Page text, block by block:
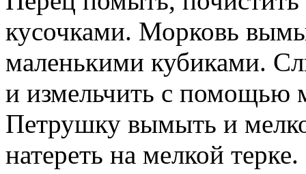
кусочками. Морковь
маленькими кубиками.
и измельчить с помощью
Петрушку вымыть и
натереть на мелкой